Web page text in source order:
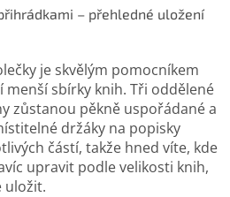
– přehledné uložení
je skvělým pomocníkem
menší sbírky knih. Tři oddělené
zůstanou pěkně uspořádané a
držáky na popisky
částí, takže hned víte, kde
upravit podle velikosti knih,
uložit.